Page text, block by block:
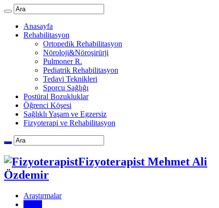
Anasayfa
Rehabilitasyon
Ortopedik Rehabilitasyon
Nöroloji&Nöroşirürji
Pulmoner R.
Pediatrik Rehabilitasyon
Tedavi Teknikleri
Sporcu Sağlığı
Postüral Bozukluklar
Öğrenci Köşesi
Sağlıklı Yaşam ve Egzersiz
Fizyoterapi ve Rehabilitasyon
Fizyoterapist Mehmet Ali
Özdemir
Araştırmalar